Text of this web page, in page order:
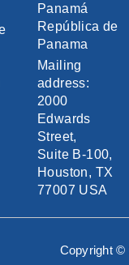
Panamá
República de
Panama
Mailing
address:
2000
Edwards
Street,
Suite B-100,
Houston, TX
77007 USA
Copyright ©